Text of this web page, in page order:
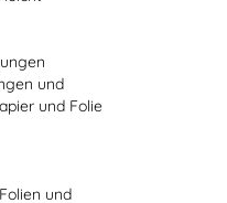
und
und Folie
und